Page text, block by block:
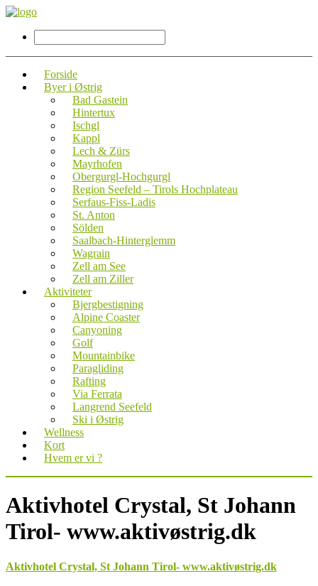
Forside
Byer i Østrig
Bad Gastein
Hintertux
Ischgl
Kappl
Lech & Zürs
Mayrhofen
Obergurgl-Hochgurgl
Region Seefeld – Tirols Hochplateau
Serfaus-Fiss-Ladis
St. Anton
Sölden
Saalbach-Hinterglemm
Wagrain
Zell am See
Zell am Ziller
Aktiviteter
Bjergbestigning
Alpine Coaster
Canyoning
Golf
Mountainbike
Paragliding
Rafting
Via Ferrata
Langrend Seefeld
Ski i Østrig
Wellness
Kort
Hvem er vi ?
Aktivhotel Crystal, St Johann
Tirol- www.aktivøstrig.dk
Aktivhotel Crystal, St Johann Tirol- www.aktivøstrig.dk